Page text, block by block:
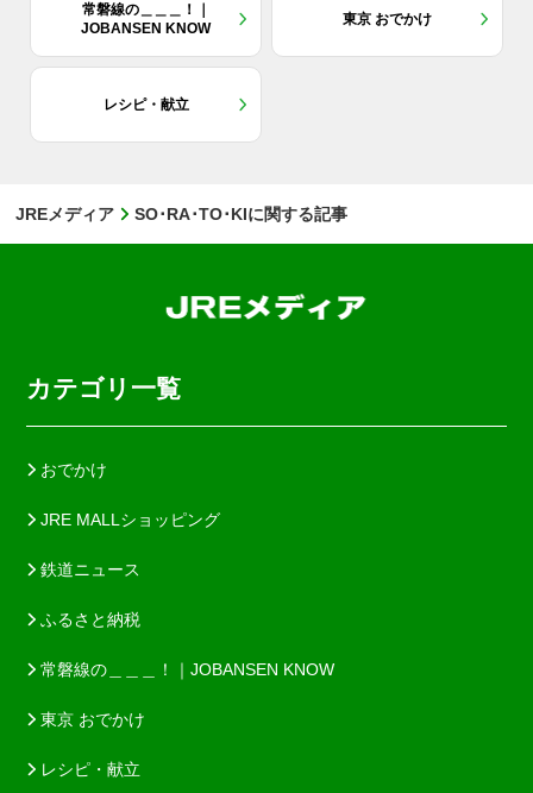
常磐線の＿＿＿！｜
JOBANSEN KNOW
東京 おでかけ
レシピ・献立
JREメディア SO･RA･TO･KIに関する記事
カテゴリ一覧
おでかけ
JRE MALLショッピング
鉄道ニュース
ふるさと納税
常磐線の＿＿＿！｜JOBANSEN KNOW
東京 おでかけ
レシピ・献立